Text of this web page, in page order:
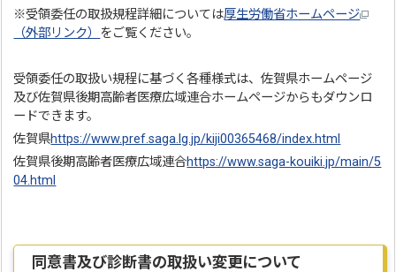
※受領委任の取扱規程詳細については厚生労働省ホームページ
（外部リンク） をご覧ください。
受領委任の取扱い規程に基づく各種様式は、佐賀県ホームページ
及び佐賀県後期高齢者医療広域連合ホームページからもダウンロ
ードできます。
佐賀県https://www.pref.saga.lg.jp/kiji00365468/index.html
佐賀県後期高齢者医療広域連合https://www.saga-kouiki.jp/main/5
04.html
同意書及び診断書の取扱い変更について